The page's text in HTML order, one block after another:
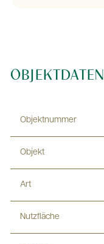
OBJEKTDATEN
Objektnummer
Objekt
Art
Nutzfläche